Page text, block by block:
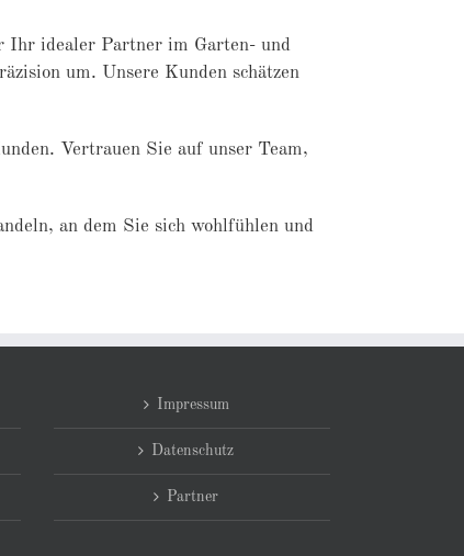
Ihr idealer Partner im Garten- und
um. Unsere Kunden schätzen
Vertrauen Sie auf unser Team,
an dem Sie sich wohlfühlen und
Impressum
Datenschutz
Partner